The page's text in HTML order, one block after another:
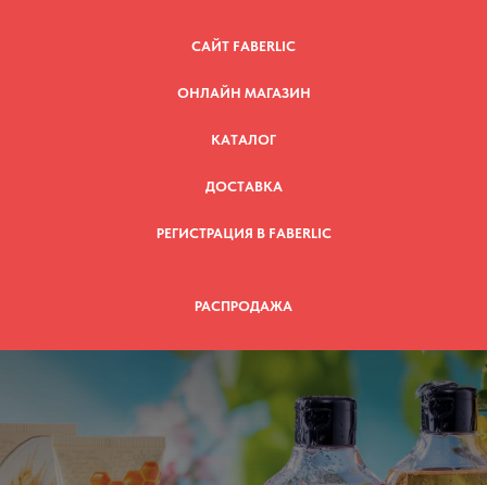
САЙТ FABERLIC
ОНЛАЙН МАГАЗИН
КАТАЛОГ
ДОСТАВКА
РЕГИСТРАЦИЯ В FABERLIC
РАСПРОДАЖА